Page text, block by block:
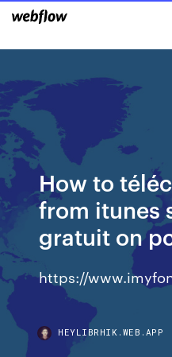
How to
from itunes
gratuit on
https://
HEYLIBRHIK.WEB.APP